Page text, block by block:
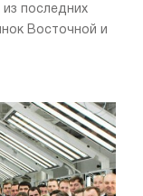
последних
Восточной и